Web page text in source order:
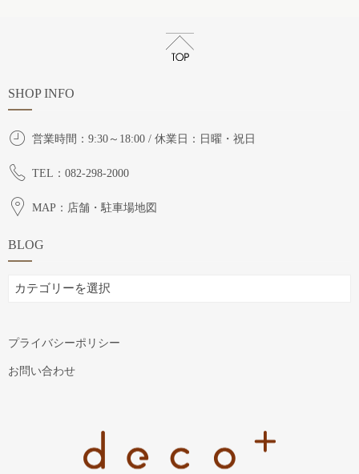
SHOP INFO
営業時間：9:30～18:00 / 休業日：日曜・祝日
TEL：082-298-2000
MAP：店舗・駐車場地図
BLOG
BLOG
プライバシーポリシー
お問い合わせ